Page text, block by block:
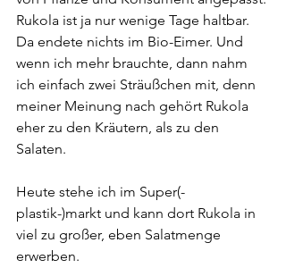
Rukola ist ja nur wenige Tage haltbar.
Da endete nichts im Bio-Eimer. Und
wenn ich mehr brauchte, dann nahm
ich einfach zwei Sträußchen mit, denn
meiner Meinung nach gehört Rukola
eher zu den Kräutern, als zu den
Salaten.
Heute stehe ich im Super(-
plastik-)markt und kann dort Rukola in
viel zu großer, eben Salatmenge
erwerben.